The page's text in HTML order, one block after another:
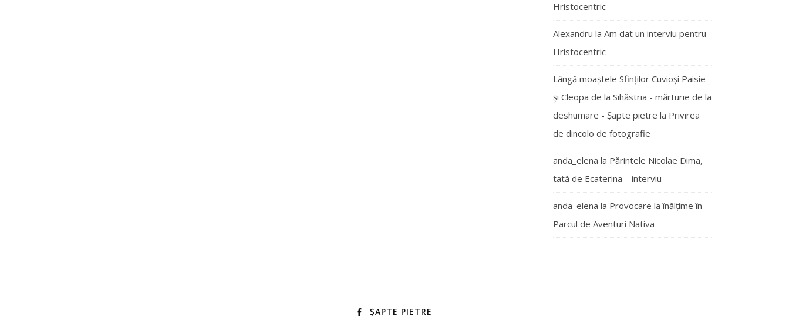
Hristocentric
Alexandru la Am dat un interviu pentru
Hristocentric
Lângă moaștele Sfinților Cuvioși Paisie
și Cleopa de la Sihăstria - mărturie de la
deshumare - Şapte pietre la Privirea
de dincolo de fotografie
anda_elena la Părintele Nicolae Dima,
tată de Ecaterina – interviu
anda_elena la Provocare la înălțime în
Parcul de Aventuri Nativa
ȘAPTE PIETRE